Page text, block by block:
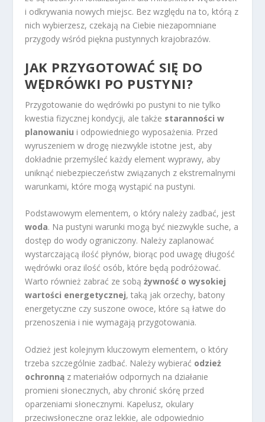
i odkrywania nowych miejsc. Bez względu na to, którą z
nich wybierzesz, czekają na Ciebie niezapomniane
przygody wśród piękna pustynnych krajobrazów.
JAK PRZYGOTOWAĆ SIĘ DO
WĘDRÓWKI PO PUSTYNI?
Przygotowanie do wędrówki po pustyni to nie tylko
kwestia fizycznej kondycji, ale także staranności w
planowaniu i odpowiedniego wyposażenia. Przed
wyruszeniem w drogę niezwykle istotne jest, aby
dokładnie przemyśleć każdy element wyprawy, aby
uniknąć niebezpieczeństw związanych z ekstremalnymi
warunkami, które mogą wystąpić na pustyni.
Podstawowym elementem, o który należy zadbać, jest
woda. Na pustyni warunki mogą być niezwykle suche, a
dostęp do wody ograniczony. Należy zaplanować
wystarczającą ilość płynów, biorąc pod uwagę długość
wędrówki oraz ilość osób, które będą podróżować.
Warto również zabrać ze sobążywność o wysokiej
wartości energetycznej, taką jak orzechy, batony
energetyczne czy suszone owoce, które są łatwe do
przenoszenia i nie wymagają przygotowania.
Odzież jest kolejnym kluczowym elementem, o który
trzeba szczególnie zadbać. Należy wybierać odzież
ochronną z materiałów odpornych na działanie
promieni słonecznych, aby chronić skórę przed
oparzeniami słonecznymi. Kapelusz, okulary
przeciwsłoneczne oraz lekkie, ale odpowiednio